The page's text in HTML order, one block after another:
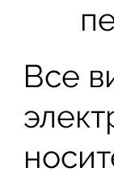
Все